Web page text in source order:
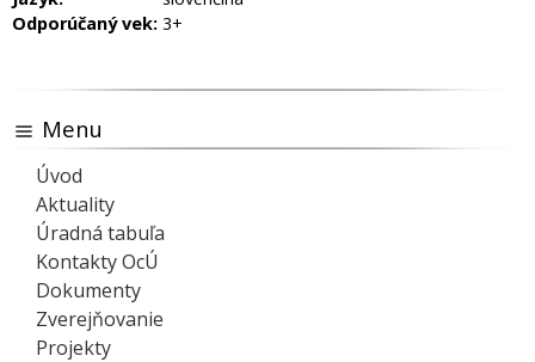
Odporúčaný vek: 3+
Menu
Úvod
Aktuality
Úradná tabuľa
Kontakty OcÚ
Dokumenty
Zverejňovanie
Projekty